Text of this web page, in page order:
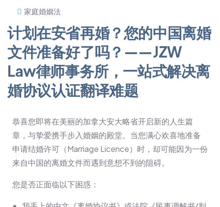
家庭婚姻法
计划在安省再婚？您的中国离婚
文件准备好了吗？——JZW
Law律师事务所，一站式解决离
婚协议认证翻译难题
恭喜您即将在美丽的加拿大安大略省开启新的人生篇
章，与挚爱携手步入婚姻的殿堂。当您满心欢喜地准备
申请结婚许可（Marriage Licence）时，却可能因为一份
来自中国的离婚文件而遇到意想不到的阻碍。
您是否正面临以下困惑：